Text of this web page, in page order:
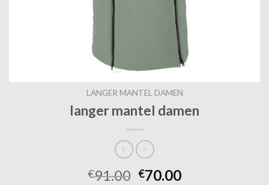
LANGER MANTEL DAMEN
langer mantel damen
€91.00 €70.00